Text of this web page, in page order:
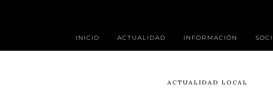
INICIO ACTUALIDAD INFORMACIÓN
ACTUALIDAD LOCAL